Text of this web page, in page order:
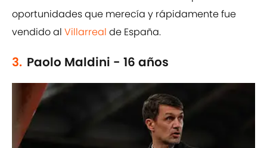
oportunidades que merecía y rápidamente fue
vendido al Villarreal de España.
3. Paolo Maldini - 16 años